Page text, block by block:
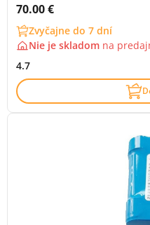
Cena s DPH:
70.00 €
Zvyčajne do 7 dní
Nie je skladom na
4.7